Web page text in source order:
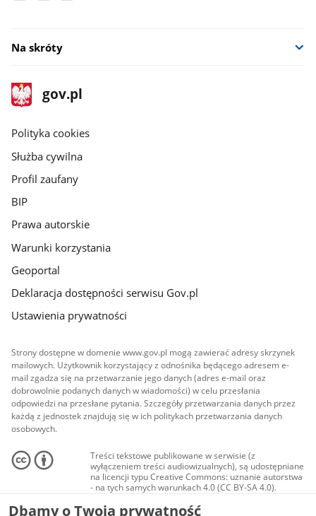
Na skróty
stopka
gov.pl
Strona
gov.pl
gov.pl
Polityka cookies
Służba cywilna
Profil zaufany
BIP
Prawa autorskie
Warunki korzystania
Geoportal
Deklaracja dostępności serwisu Gov.pl
Ustawienia prywatności
Strony dostępne w domenie www.gov.pl mogą zawierać adresy skrzynek
mailowych. Użytkownik korzystający z odnośnika będącego adresem e-
mail zgadza się na przetwarzanie jego danych (adres e-mail oraz
dobrowolnie podanych danych w wiadomości) w celu przesłania
odpowiedzi na przesłane pytania. Szczegóły przetwarzania danych przez
każdą z jednostek znajdują się w ich politykach przetwarzania danych
osobowych.
Treści tekstowe publikowane w serwisie (z
wyłączeniem treści audiowizualnych), są udostępniane
na licencji typu Creative Commons: uznanie autorstwa
- na tych samych warunkach 4.0 (CC BY-SA 4.0).
Materiały audiowizualne, w tym zdjęcia, materiały
audio i wideo, są udostępniane na licencji typu
Dbamy o Twoją prywatność